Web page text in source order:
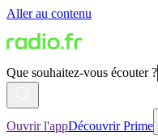
Aller au contenu
Que souhaitez-vous écouter ?
Ouvrir l'appDécouvrir Prime